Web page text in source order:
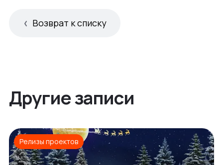
Возврат к списку
Другие записи
Релизы проектов